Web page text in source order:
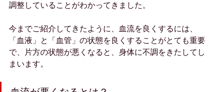
調整していることがわかってきました。
今までご紹介してきたように、血流を良くするには、
「血液」と「血管」の状態を良くすることがとても重要
で、片方の状態が悪くなると、身体に不調をきたしてし
まいます。